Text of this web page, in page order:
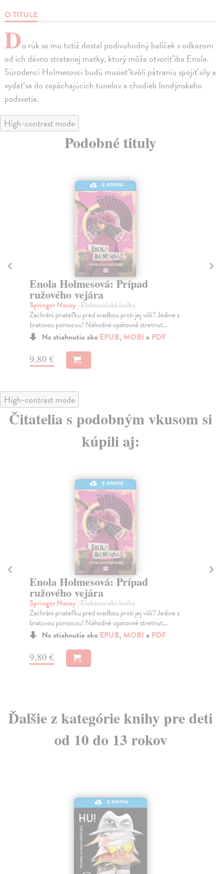
O TITULE
Do rúk sa mu totiž dostal podivuhodný balíček s odkazom
od ich dávno stratenej matky, ktorý môže otvoriť iba Enola.
Súrodenci Holmesovci budú musieť kvôli pátraniu spojiť sily a
vydať sa do zapáchajúcich tunelov a chodieb londýnskeho
podsvetia.
High-contrast mode
Podobné tituly
E-KNIHA
Enola Holmesová: Prípad
ružového vejára
Springer Nancy| Elektronická kniha
Zachráni priateľku pred svadbou proti jej vôli? Jedine s
bratovou pomocou! Náhodné opätovné stretnut...
Na stiahnutie ako EPUB,MOBI a PDF
9,80 €
High-contrast mode
Čitatelia s podobným vkusom si
kúpili aj:
E-KNIHA
Enola Holmesová: Prípad
ružového vejára
Springer Nancy| Elektronická kniha
Zachráni priateľku pred svadbou proti jej vôli? Jedine s
bratovou pomocou! Náhodné opätovné stretnut...
Na stiahnutie ako EPUB,MOBI a PDF
9,80 €
Ďalšie z kategórie knihy pre deti
od 10 do 13 rokov
E-KNIHA